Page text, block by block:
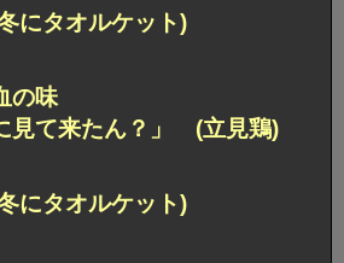
にタオルケット)
の味
見て来たん？」 (立見鶏)
にタオルケット)